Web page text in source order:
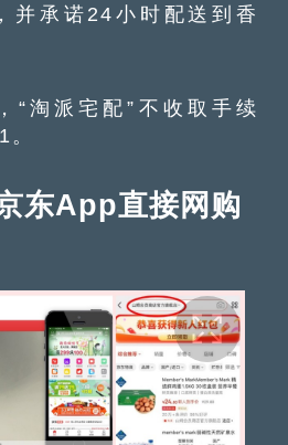
并承诺24小时配送到香
派宅配”不收取手续
东App直接网购